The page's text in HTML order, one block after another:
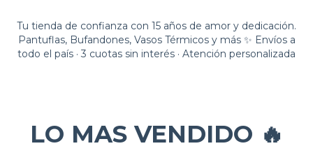
Tu tienda de confianza con 15 años de amor y dedicación.
Pantuflas, Bufandones, Vasos Térmicos y más ✨ Envíos a
todo el país · 3 cuotas sin interés · Atención personalizada
LO MAS VENDIDO 🔥